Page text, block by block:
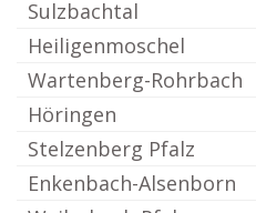
Sulzbachtal
Heiligenmoschel
Wartenberg-Rohrbach
Höringen
Stelzenberg Pfalz
Enkenbach-Alsenborn